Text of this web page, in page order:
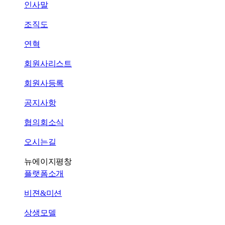
인사말
조직도
연혁
회원사리스트
회원사등록
공지사항
협의회소식
오시는길
뉴에이지평창
플랫폼소개
비젼&미션
상생모델